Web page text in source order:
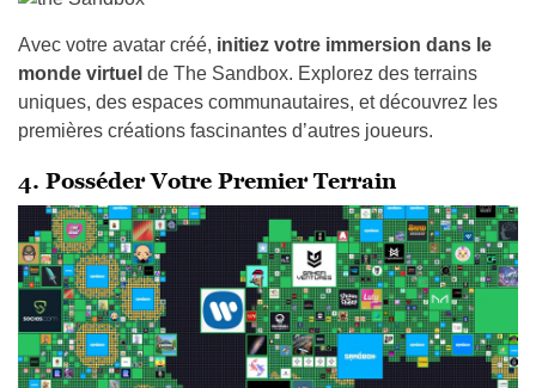
4. Posséder Votre Premier Terrain